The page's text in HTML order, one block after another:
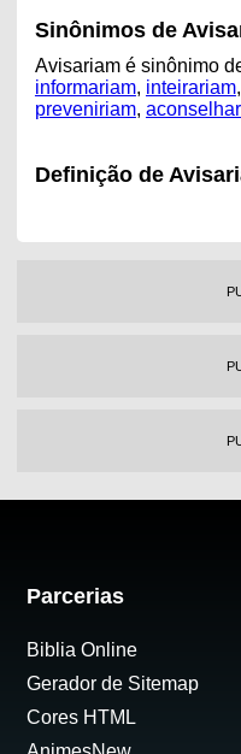
Sinônimos de
Avisariam é sinônimo
informariam, inteirariam,
preveniriam,
Definição de
Parcerias
Biblia Online
Gerador de Sitemap
Cores HTML